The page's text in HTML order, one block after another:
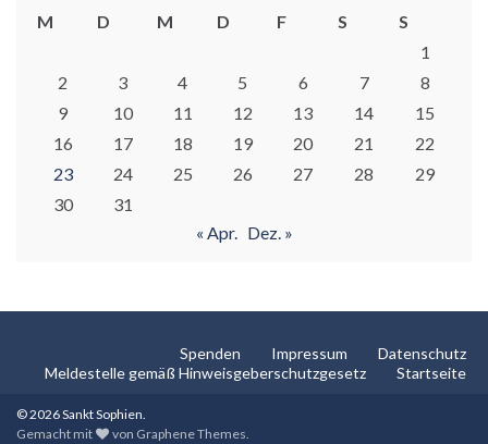
M
D M D F S
S
1
2
3 4 5 6 7
8
9
10 11 12 13 14
15
16
17 18 19 20 21
22
23
24 25 26 27 28
29
30
31
« Apr. Dez. »
Spenden Impressum
Datenschutz
Meldestelle gemäß Hinweisgeberschutzgesetz
Startseite
© 2026 Sankt Sophien.
Gemacht mit
von Graphene Themes.